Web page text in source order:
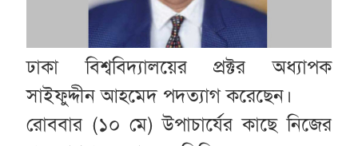
ঢাকা বিশ্ববিদ্যালয়ের প্রক্টর অধ্যাপক
সাইফুদ্দীন আহমেদ পদত্যাগ করেছেন।
রোববার (১০ মে) উপাচার্যের কাছে নিজের